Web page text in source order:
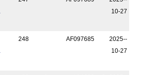
10-27
248 AF097685
2025-­
10-27